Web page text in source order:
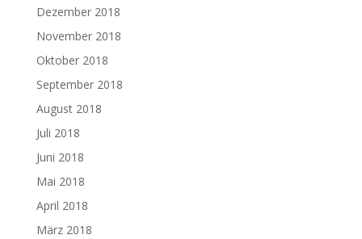
Dezember 2018
November 2018
Oktober 2018
September 2018
August 2018
Juli 2018
Juni 2018
Mai 2018
April 2018
März 2018